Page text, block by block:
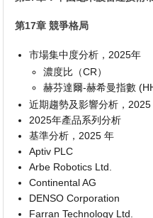
第17章 競爭格局
市場集中度分析，2025年
濃度比（CR）
赫芬達爾-赫希曼指數
近期趨勢及影響分析，2025
2025年產品系列分析
基準分析，2025 年
Aptiv PLC
Arbe Robotics Ltd.
Continental AG
DENSO Corporation
Farran Technology Ltd.